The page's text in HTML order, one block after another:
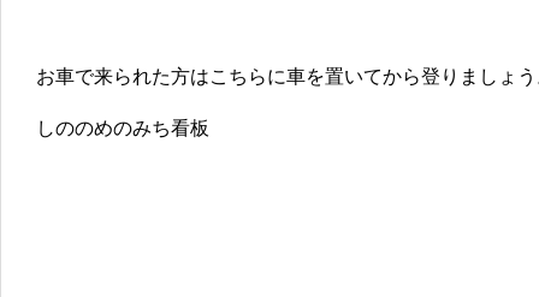
お車で来られた方はこちらに車を置いてから登りましょ
しののめのみち看板